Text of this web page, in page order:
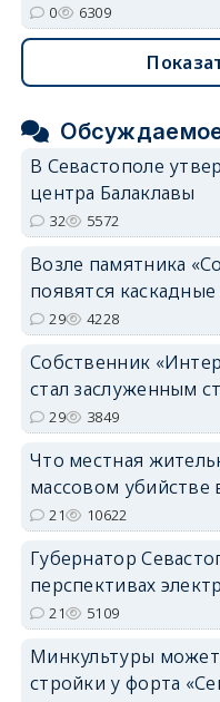
0 6309
В Севастополе
центра Балаклавы
32 5572
Возле памятника
появятся
29 4228
Собственник
стал заслуженным
29 3849
Что местная
массовом убийстве
21 10622
Губернатор
перспективах
21 5109
Минкультуры
стройки у форта